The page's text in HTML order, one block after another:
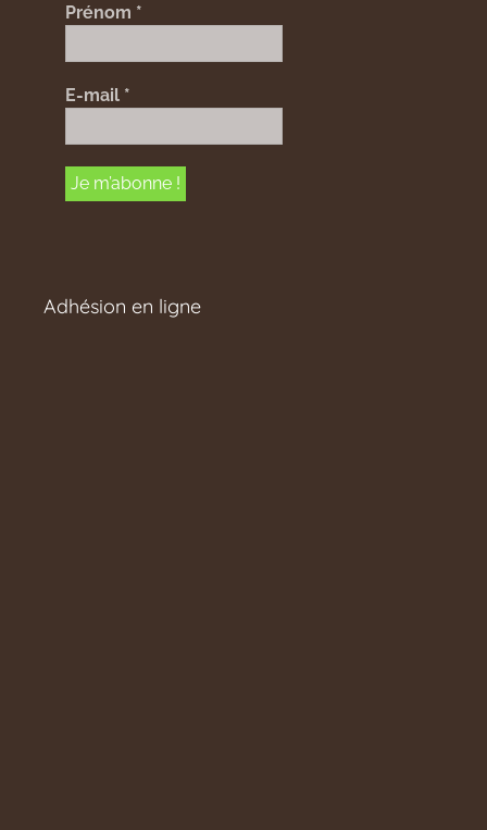
Prénom *
E-mail *
Adhésion en ligne